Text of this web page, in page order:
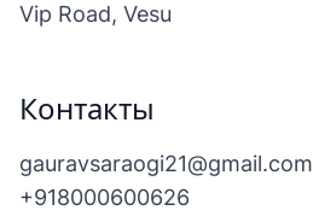
Vip Road, Vesu
Контакты
gauravsaraogi21@gmail.com
+918000600626